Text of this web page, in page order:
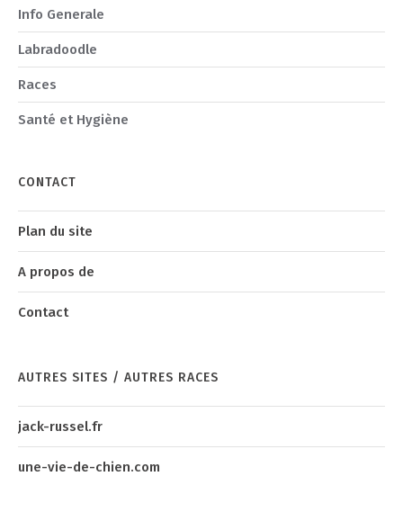
Info Generale
Labradoodle
Races
Santé et Hygiène
CONTACT
Plan du site
A propos de
Contact
AUTRES SITES / AUTRES RACES
jack-russel.fr
une-vie-de-chien.com